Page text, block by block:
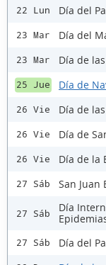
22 Lun Día del
23 Mar Día del
23 Mar Día de
25 Jue Día de
26 Vie Día de
26 Vie Día de
26 Vie Día de la
27 Sáb San Juan
27 Sáb
Día
27 Sáb Día del